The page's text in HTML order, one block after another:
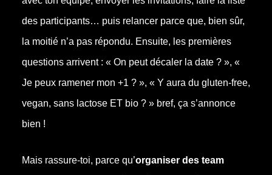
des participants… puis relancer parce que, bien sûr,
la moitié n’a pas répondu. Ensuite, les premières
questions arrivent : « On peut décaler la date ? », «
Je peux ramener mon +1 ? », « Y aura du gluten-free,
vegan, sans lactose ET bio ? » bref, ça s’annonce
bien !
Mais rassure-toi, parce qu’organiser des team